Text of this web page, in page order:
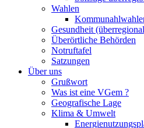
Wahlen
Gesundheit
Überörtliche Behörden
Notruftafel
Satzungen
Über uns
Grußwort
Was ist eine VGem ?
Geografische Lage
Klima & Umwelt